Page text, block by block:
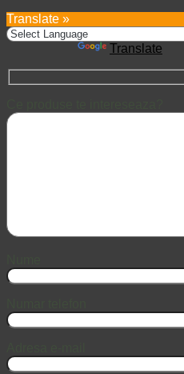
Translate »
Translate